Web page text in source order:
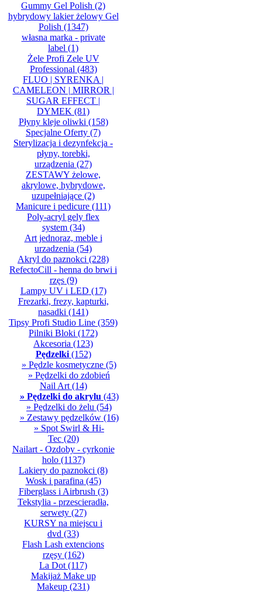
Gummy Gel Polish (2)
hybrydowy lakier żelowy Gel
Polish (1347)
własna marka - private
label (1)
Żele Profi Zele UV
Professional (483)
FLUO | SYRENKA |
CAMELEON | MIRROR |
SUGAR EFFECT |
DYMEK (81)
Płyny kleje oliwki (158)
Specjalne Oferty (7)
Sterylizacja i dezynfekcja -
płyny, torebki,
urządzenia (27)
ZESTAWY żelowe,
akrylowe, hybrydowe,
uzupełniające (2)
Manicure i pedicure (111)
Poly-acryl gely flex
system(34)
Art jednoraz, meble i
urzadzenia (54)
Akryl do paznokci (228)
RefectoCill - henna do brwi i
rzęs(9)
Lampy UV i LED (17)
Frezarki, frezy, kapturki,
nasadki (141)
Tipsy Profi Studio Line (359)
Pilniki Bloki (172)
Akcesoria (123)
Pędzelki(152)
» Pędzle kosmetyczne (5)
» Pędzelki do zdobień
Nail Art(14)
» Pędzelki do akrylu (43)
» Pędzelki do żelu (54)
» Zestawy pędzelków(16)
» Spot Swirl & Hi-
Tec(20)
Nailart - Ozdoby - cyrkonie
holo(1137)
Lakiery do paznokci (8)
Wosk i parafina (45)
Fiberglass i Airbrush (3)
Tekstylia - przescieradła,
serwety(27)
KURSY na miejscu i
dvd (33)
Flash Lash extencions
rzęsy(162)
La Dot (117)
Makijaż Make up
Makeup (231)